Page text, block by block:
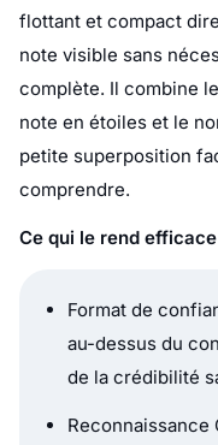
flottant et compact
note visible sans
complète. Il combine
note en étoiles et le
petite superposition
comprendre.
Ce qui le rend efficace
Format de
au-dessus du
de la crédibilité
Reconnaissance